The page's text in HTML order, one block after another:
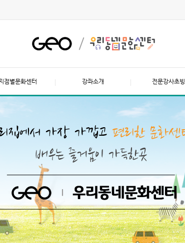
점별문화센터 강좌소개 전문강사초빙